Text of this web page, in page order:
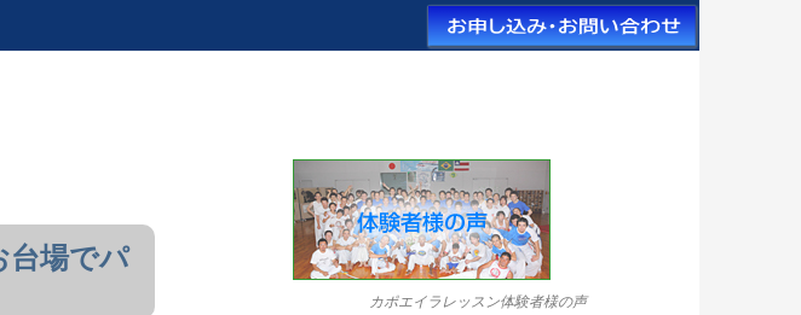
台場でパ
カポエイラレッスン体験者様の声